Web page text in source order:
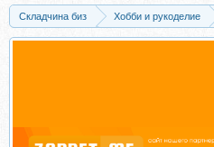
Складчина биз Хобби и рукоделие
Скачать Тыквин (Татьяна Бронникова)